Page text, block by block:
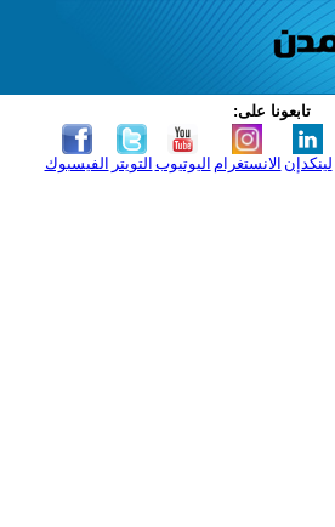
تابعونا على:
الفيسبوك التويتر اليوتيوب الانستغرام لينكدإن